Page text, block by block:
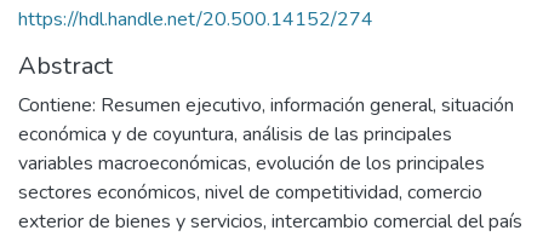
https://hdl.handle.net/20.500.14152/274
Abstract
Contiene: Resumen ejecutivo, información general, situación
económica y de coyuntura, análisis de las principales
variables macroeconómicas, evolución de los principales
sectores económicos, nivel de competitividad, comercio
exterior de bienes y servicios, intercambio comercial del país